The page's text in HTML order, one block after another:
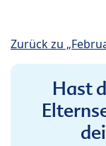
Zurück zu
Hast